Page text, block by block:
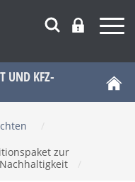
UND KFZ-
zur